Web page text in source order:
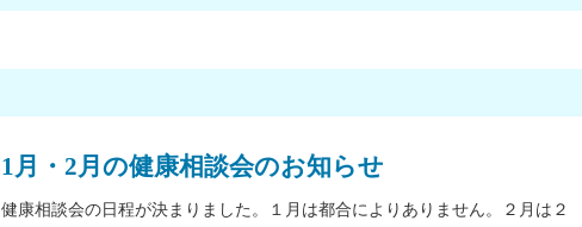
1月・2月の健康相談会のお知らせ
健康相談会の日程が決まりました。１月は都合によりありません。２月は２